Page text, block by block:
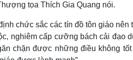
tọa Thích Gia Quang nói.
chức sắc các tín đồ tôn giáo
nghiêm cấp cưỡng bách cải đạo
chặn được những điều không